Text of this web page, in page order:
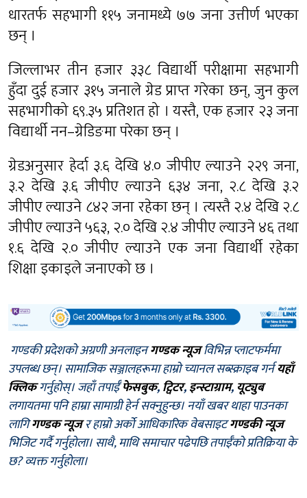
धारतर्फ सहभागी ११५ जनामध्ये ७७ जना उत्तीर्ण भएका
छन् ।
जिल्लाभर तीन हजार ३३८ विद्यार्थी परीक्षामा सहभागी
हुँदा दुई हजार ३१५ जनाले ग्रेड प्राप्त गरेका छन्, जुन कुल
सहभागीको ६९.३५ प्रतिशत हो । यस्तै, एक हजार २३ जना
विद्यार्थी नन–ग्रेडिङमा परेका छन् ।
ग्रेडअनुसार हेर्दा ३.६ देखि ४.० जीपीए ल्याउने २२९ जना,
३.२ देखि ३.६ जीपीए ल्याउने ६३४ जना, २.८ देखि ३.२
जीपीए ल्याउने ८४२ जना रहेका छन् । त्यस्तै २.४ देखि २.८
जीपीए ल्याउने ५६३, २.० देखि २.४ जीपीए ल्याउने ४६ तथा
१.६ देखि २.० जीपीए ल्याउने एक जना विद्यार्थी रहेका
शिक्षा इकाइले जनाएको छ ।
गण्डकी प्रदेशको अग्रणी अनलाइनगण्डक न्यूजविभिन्न प्लाटफर्ममा
उपलब्ध छन्। सामाजिक सञ्जालहरूमा हाम्रो च्यानल सब्स्क्राइब गर्नयहाँ
क्लिकगर्नुहोस्। जहाँ तपाईँफेसबुक,ट्विटर,इन्स्टाग्राम, यूट्युब
लगायतमा पनि हाम्रा सामाग्री हेर्न सक्नुहुन्छ। नयाँ खबर थाहा पाउनका
लागिगण्डक न्यूजर हाम्रो अर्को आधिकारिक वेबसाइटगण्डकी न्यूज
भिजिट गर्दै गर्नुहोला। साथै, माथि समाचार पढेपछि तपाईँको प्रतिक्रिया के
छ? व्यक्त गर्नुहोला।